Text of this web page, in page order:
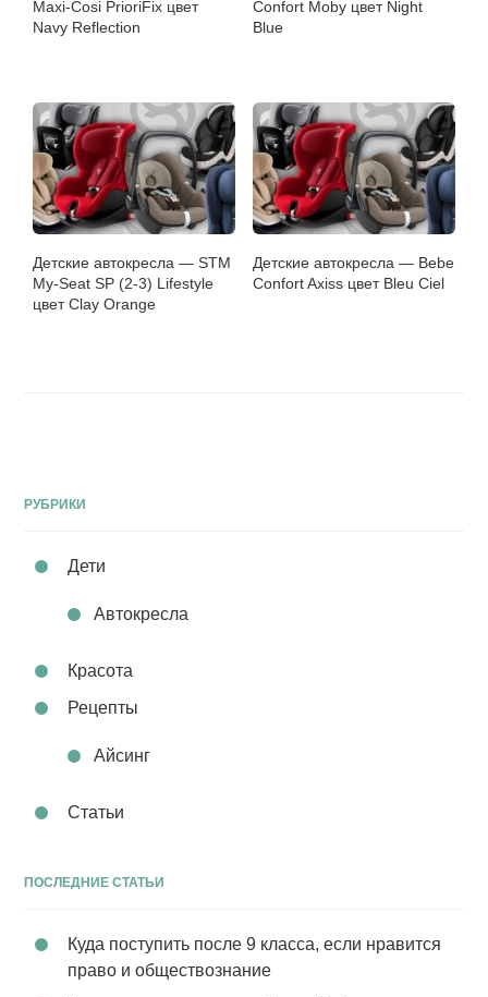
Maxi-Cosi PrioriFix цвет
Navy Reflection
Confort Moby цвет Night
Blue
Детские автокресла — STM
My-Seat SP (2-3) Lifestyle
цвет Clay Orange
Детские автокресла — Bebe
Confort Axiss цвет Bleu Сiel
РУБРИКИ
Дети
Автокресла
Красота
Рецепты
Айсинг
Статьи
ПОСЛЕДНИЕ СТАТЬИ
Куда поступить после 9 класса, если нравится
право и обществознание